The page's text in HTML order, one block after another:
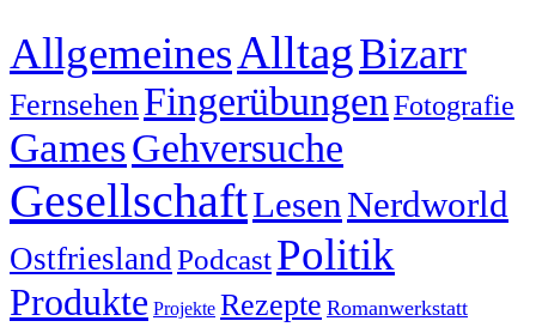
AllgemeinesAlltagBizarr
FernsehenFingerübungen Fotografie
GamesGehversuche
GesellschaftLesenNerdworld
OstfrieslandPodcastPolitik
Produkte Projekte Rezepte Romanwerkstatt